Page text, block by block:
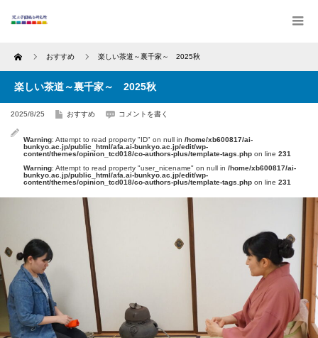
Home おすすめ 楽しい茶道～裏千家～ 2025秋
楽しい茶道～裏千家～ 2025秋
2025/8/25 おすすめ コメントを書く
Warning: Attempt to read property "ID" on null in /home/xb600817/ai-
bunkyo.ac.jp/public_html/afa.ai-bunkyo.ac.jp/edit/wp-
content/themes/opinion_tcd018/co-authors-plus/template-tags.php on line 231
Warning: Attempt to read property "user_nicename" on null in /home/xb600817/ai-
bunkyo.ac.jp/public_html/afa.ai-bunkyo.ac.jp/edit/wp-
content/themes/opinion_tcd018/co-authors-plus/template-tags.php on line 231